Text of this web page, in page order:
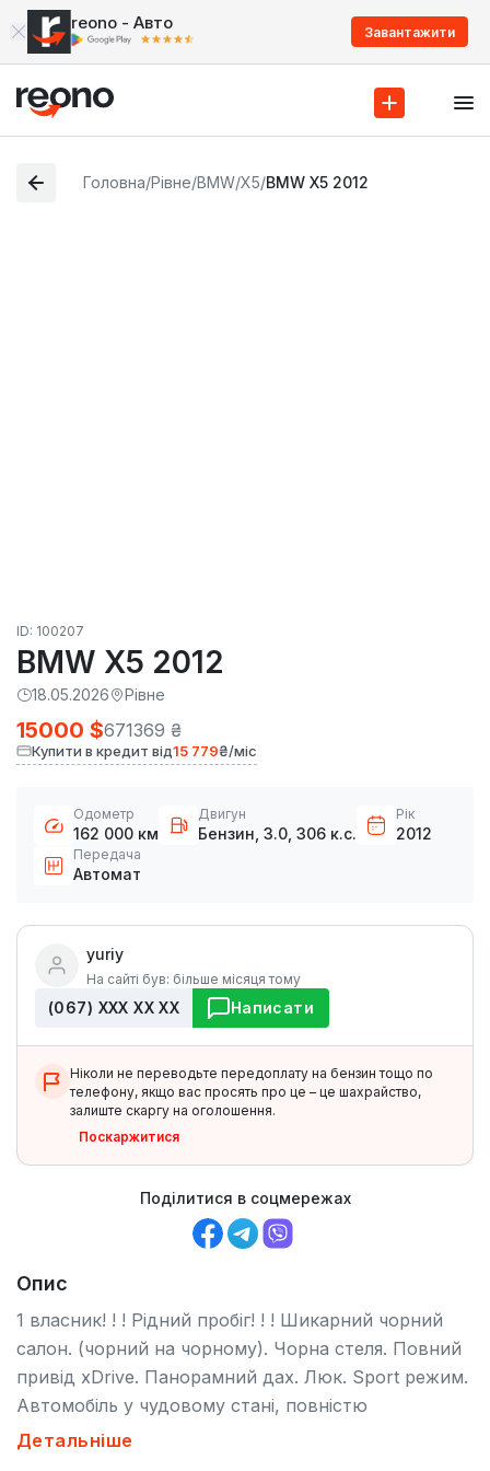
reono - Авто Завантажити
Головна/Рівне/BMW/X5/BMW X5 2012
ID: 100207
BMW X5 2012
18.05.2026 Рівне
15000 $671369 ₴
Купити в кредит від15 779₴/міс
Одометр
162 000 км
Двигун
Бензин, 3.0, 306 к.с.
Рік
2012
Передача
Автомат
yuriy
На сайті був: більше місяця тому
(067) ХХХ ХХ ХХ Написати
Ніколи не переводьте передоплату на бензин тощо по
телефону, якщо вас просять про це – це шахрайство,
залиште скаргу на оголошення.
Поскаржитися
Поділитися в соцмережах
Опис
1 власник! ! ! Рідний пробіг! ! ! Шикарний чорний
салон. (чорний на чорному). Чорна стеля. Повний
привід xDrive. Панорамний дах. Люк. Sport режим.
Автомобіль у чудовому стані, повністю
обслужений (замінені фільтра, масла, колодки по
Детальніше